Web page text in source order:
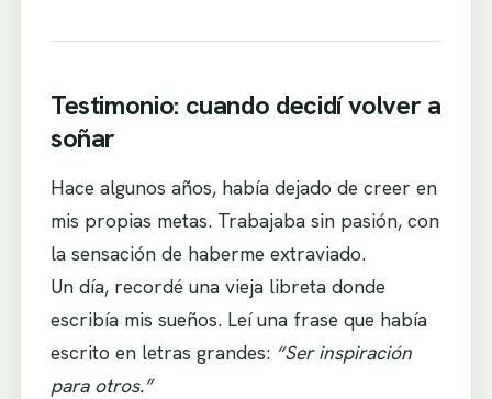
Testimonio: cuando decidí volver a
soñar
Hace algunos años, había dejado de creer en
mis propias metas. Trabajaba sin pasión, con
la sensación de haberme extraviado.
Un día, recordé una vieja libreta donde
escribía mis sueños. Leí una frase que había
escrito en letras grandes: “Ser inspiración
para otros.”